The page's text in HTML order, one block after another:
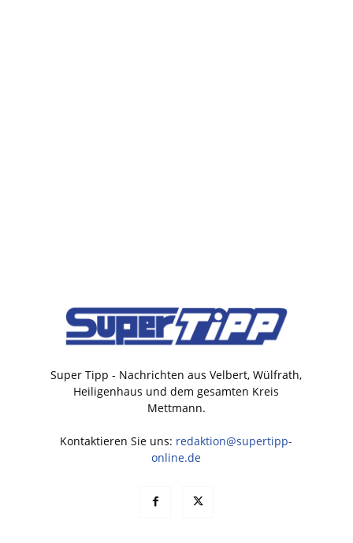
Super Tipp - Nachrichten aus Velbert, Wülfrath,
Heiligenhaus und dem gesamten Kreis
Mettmann.
Kontaktieren Sie uns: redaktion@supertipp-
online.de